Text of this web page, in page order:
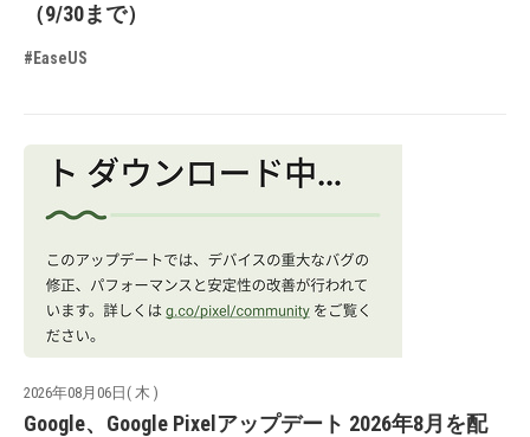
（9/30まで）
#EaseUS
2026年08月06日( 木 )
Google、Google Pixelアップデート 2026年8月を配